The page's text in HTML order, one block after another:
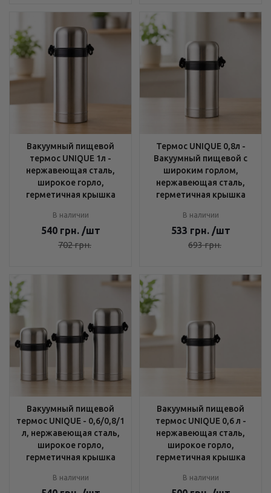
Вакуумный пищевой
термос UNIQUE 1л -
нержавеющая сталь,
широкое горло,
герметичная крышка
В наличии
540 грн. /шт
702грн.
Термос UNIQUE 0,8л -
Вакуумный пищевой с
широким горлом,
нержавеющая сталь,
герметичная крышка
В наличии
533 грн. /шт
693грн.
Вакуумный пищевой
термос UNIQUE - 0,6/0,8/1
л, нержавеющая сталь,
широкое горло,
герметичная крышка
В наличии
Вакуумный пищевой
термос UNIQUE 0,6 л -
нержавеющая сталь,
широкое горло,
герметичная крышка
В наличии